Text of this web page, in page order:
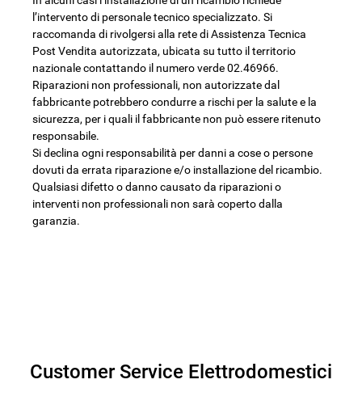
l’intervento di personale tecnico specializzato. Si
raccomanda di rivolgersi alla rete di Assistenza Tecnica
Post Vendita autorizzata, ubicata su tutto il territorio
nazionale contattando il numero verde 02.46966.
Riparazioni non professionali, non autorizzate dal
fabbricante potrebbero condurre a rischi per la salute e la
sicurezza, per i quali il fabbricante non può essere ritenuto
responsabile.
Si declina ogni responsabilità per danni a cose o persone
dovuti da errata riparazione e/o installazione del ricambio.
Qualsiasi difetto o danno causato da riparazioni o
interventi non professionali non sarà coperto dalla
garanzia.
Customer Service Elettrodomestici